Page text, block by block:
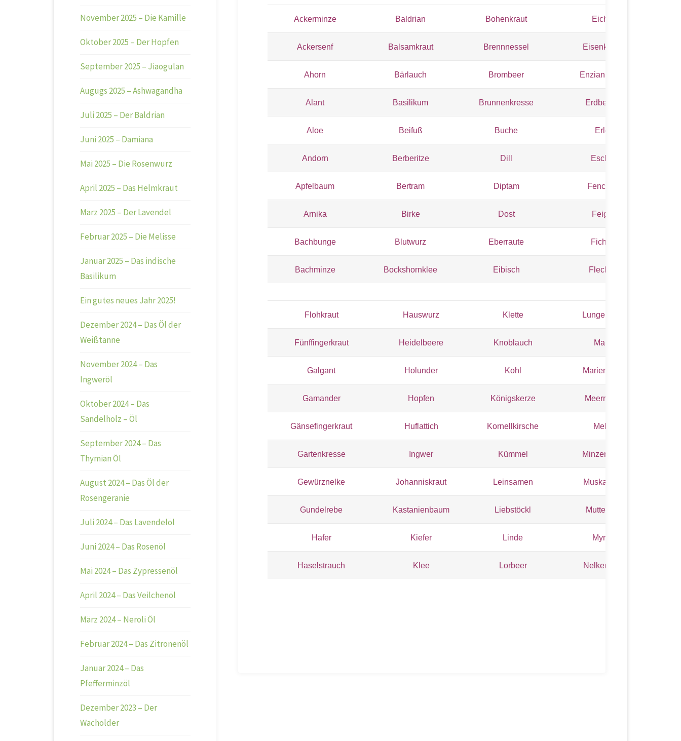
Ackerminze Baldrian Bohenkraut Eiche
Ackersenf Balsamkraut Brennnessel Eisenkraut
Ahorn Bärlauch Brombeer Enzian, gelb
Alant Basilikum Brunnenkresse Erdbeere
Aloe Beifuß Buche Erle
Andorn Berberitze Dill Esche
Apfelbaum Bertram Diptam Fenchel
Arnika Birke Dost Feige
Bachbunge Blutwurz Eberraute Fichte
Bachminze Bockshornklee Eibisch Flechte
Flohkraut Hauswurz Klette Lungenkraut
Fünffingerkraut Heidelbeere Knoblauch Malve
Galgant Holunder Kohl Mariendistel
Gamander Hopfen Königskerze Meerrettich
Gänsefingerkraut Huflattich Kornellkirsche Melde
Gartenkresse Ingwer Kümmel Minzen, wild
Gewürznelke Johanniskraut Leinsamen Muskatnuss
Gundelrebe Kastanienbaum Liebstöckl Muttekraut
Hafer Kiefer Linde Myrrhe
Haselstrauch Klee Lorbeer Nelkenwurz
November 2025 – Die Kamille
Oktober 2025 – Der Hopfen
September 2025 – Jiaogulan
Augugs 2025 – Ashwagandha
Juli 2025 – Der Baldrian
Juni 2025 – Damiana
Mai 2025 – Die Rosenwurz
April 2025 – Das Helmkraut
März 2025 – Der Lavendel
Februar 2025 – Die Melisse
Januar 2025 – Das indische
Basilikum
Ein gutes neues Jahr 2025!
Dezember 2024 – Das Öl der
Weißtanne
November 2024 – Das
Ingweröl
Oktober 2024 – Das
Sandelholz – Öl
September 2024 – Das
Thymian Öl
August 2024 – Das Öl der
Rosengeranie
Juli 2024 – Das Lavendelöl
Juni 2024 – Das Rosenöl
Mai 2024 – Das Zypressenöl
April 2024 – Das Veilchenöl
März 2024 – Neroli Öl
Februar 2024 – Das Zitronenöl
Januar 2024 – Das
Pfefferminzöl
Dezember 2023 – Der
Wacholder